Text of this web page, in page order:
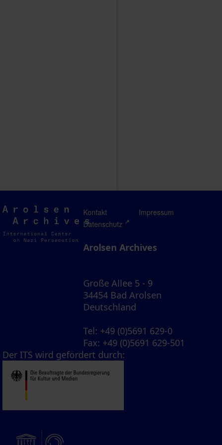
Arolsen
Archives
Kontakt
Impressum
Datenschutz
Arolsen Archives
Große Allee 5 - 9
34454 Bad Arolsen
Deutschland
Tel: +49 (0)5691 629-0
Fax: +49 (0)5691 629-501
Der ITS wird gefördert durch: